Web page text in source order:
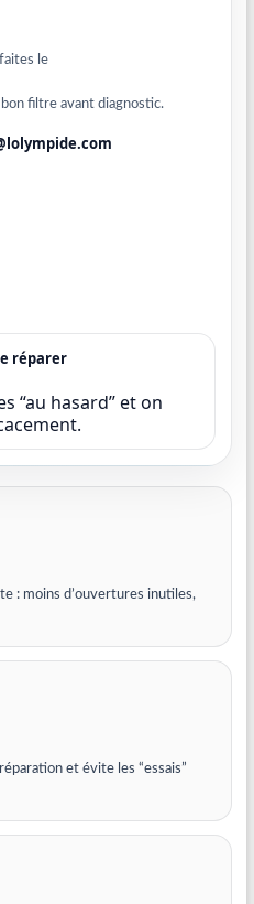
le
filtre avant diagnostic.
réparer
“au hasard” et on
: moins d’ouvertures inutiles,
et évite les “essais”